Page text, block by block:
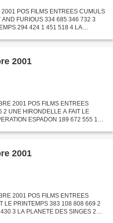
POS FILMS ENTREES CUMULS
FURIOUS 334 685 346 732 3
294 424 1 451 518 4 LA
2001
2001 POS FILMS ENTREES
UNE HIRONDELLE A FAIT LE
ESPADON 189 672 555 102
2001
2001 POS FILMS ENTREES
LE PRINTEMPS 383 108 808 669 2
3 LA PLANETE DES SINGES 277